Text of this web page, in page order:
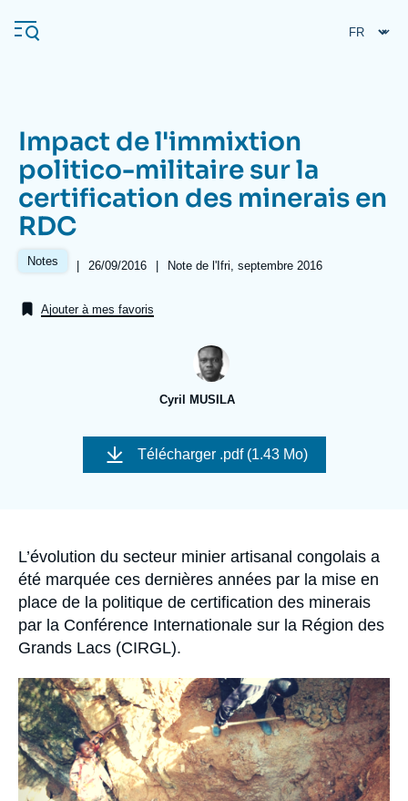
au
contenu
Navigation
principale
L'Ifri
Analyses
Nous soutenir
Impact de l'immixtion
politico-militaire sur la
certification des minerais en
RDC
Notes |
Date
publication
26/09/2016 | Références
Note de l'Ifri, septembre 2016
Ajouter à mes favoris
Cyril MUSILA
Image
couverture
Télécharger .pdf (1.43 Mo)
Accroche
L’évolution du secteur minier artisanal congolais a
été marquée ces dernières années par la mise en
place de la politique de certification des minerais
par la Conférence Internationale sur la Région des
Grands Lacs (CIRGL).
Image
principale